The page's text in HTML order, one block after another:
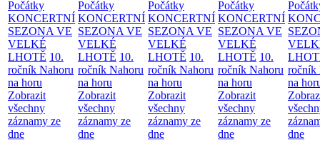
Počátky
KONCERTNÍ
SEZONA VE
VELKÉ
LHOTĚ 10.
ročník Nahoru
na horu
Zobrazit
všechny
záznamy ze
dne
Počátky
KONCERTNÍ
SEZONA VE
VELKÉ
LHOTĚ 10.
ročník Nahoru
na horu
Zobrazit
všechny
záznamy ze
dne
Počátky
KONCERTNÍ
SEZONA VE
VELKÉ
LHOTĚ 10.
ročník Nahoru
na horu
Zobrazit
všechny
záznamy ze
dne
Počátky
KONCERTNÍ
SEZONA VE
VELKÉ
LHOTĚ 10.
ročník Nahoru
na horu
Zobrazit
všechny
záznamy ze
dne
ročník
na
dne